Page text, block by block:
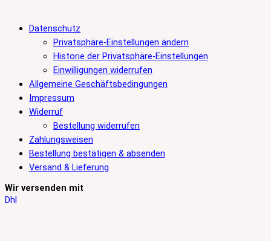
Datenschutz
Privatsphäre-Einstellungen ändern
Historie der Privatsphäre-Einstellungen
Einwilligungen widerrufen
Allgemeine Geschäftsbedingungen
Impressum
Widerruf
Bestellung widerrufen
Zahlungsweisen
Bestellung bestätigen & absenden
Versand & Lieferung
Wir versenden mit
Dhl